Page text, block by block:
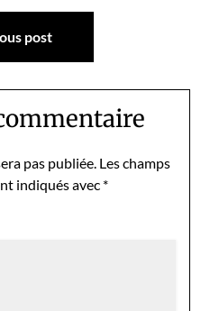
post
pas publiée. Les champs
indiqués avec *